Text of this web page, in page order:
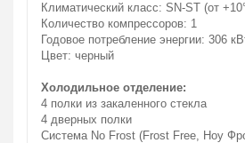
Климатический класс: SN-ST (от
Количество компрессоров: 1
Годовое потребление энергии: 306
Цвет: черный
Холодильное отделение:
4 полки из закаленного стекла
4 дверных полки
Система No Frost (Frost Free, Ноу